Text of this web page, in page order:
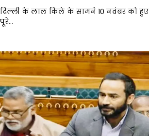
दिल्ली के लाल किले के सामने 10 नवंबर को हुए
पूरे…